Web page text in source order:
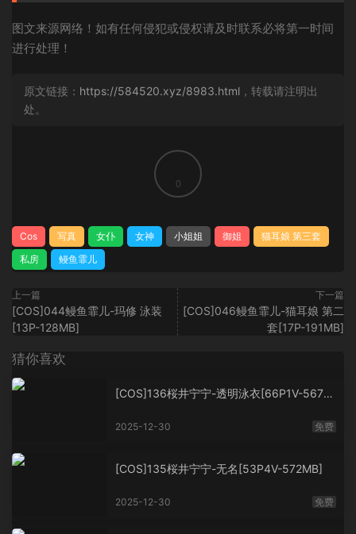
图文来源网络！如有任何侵犯或侵权请及时联系必将第一时间
进行处理！
原文链接： https://584520.xyz/8983.html ，转载请注明出
处。
0
Cos 写真 女仆 女神 小姐姐 御姐
猫耳娘 第三套
私房
鳗鱼霏儿
上一篇
[COS]044鳗鱼霏儿-玛修 泳装
[13P-128MB]
下一篇
[COS]046鳗鱼霏儿-猫耳娘 第二
套[17P-191MB]
猜你喜欢
[COS]136桜井宁宁-透明泳衣[66P1V-567M
2025-12-30 免费
[COS]135桜井宁宁-无名[53P4V-572MB]
2025-12-30 免费